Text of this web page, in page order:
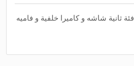
نيسان صني موديل 2024 فئة ثانية شاشه و كاميرا خلفية و فاميه